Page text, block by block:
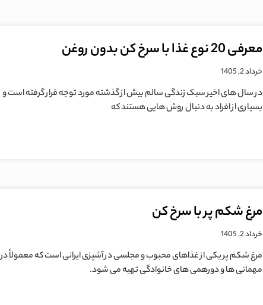
معرفی 20 نوع غذا با سرخ کن بدون روغن
خرداد 2, 1405
در سال های اخیر سبک زندگی سالم بیش از گذشته مورد توجه قرار گرفته است و
بسیاری از افراد به دنبال روش هایی هستند که
مرغ شکم پر با سرخ کن
خرداد 2, 1405
مرغ شکم پر یکی از غذاهای محبوب و مجلسی در آشپزی ایرانی است که معمولاً در
مهمانی ها و دورهمی های خانوادگی تهیه می شود.